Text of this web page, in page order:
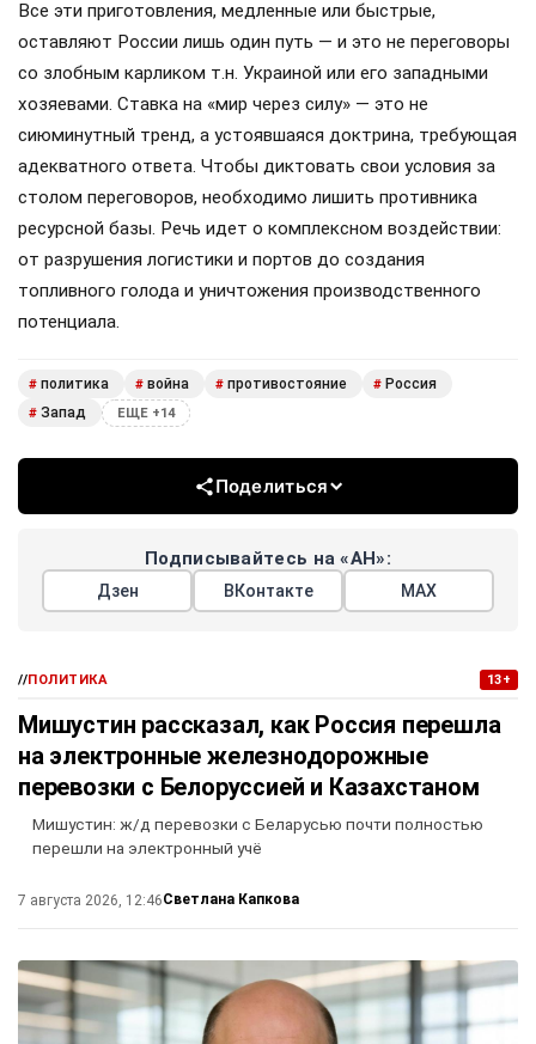
Все эти приготовления, медленные или быстрые,
оставляют России лишь один путь — и это не переговоры
со злобным карликом т.н. Украиной или его западными
хозяевами. Ставка на «мир через силу» — это не
сиюминутный тренд, а устоявшаяся доктрина, требующая
адекватного ответа. Чтобы диктовать свои условия за
столом переговоров, необходимо лишить противника
ресурсной базы. Речь идет о комплексном воздействии:
от разрушения логистики и портов до создания
топливного голода и уничтожения производственного
потенциала.
# политика # война # противостояние # Россия
# Запад ЕЩЕ +14
Поделиться
Подписывайтесь на «АН»:
Дзен ВКонтакте МАХ
//ПОЛИТИКА 13+
Мишустин рассказал, как Россия перешла
на электронные железнодорожные
перевозки с Белоруссией и Казахстаном
Мишустин: ж/д перевозки с Беларусью почти полностью
перешли на электронный учё
7 августа 2026, 12:46Светлана Капкова